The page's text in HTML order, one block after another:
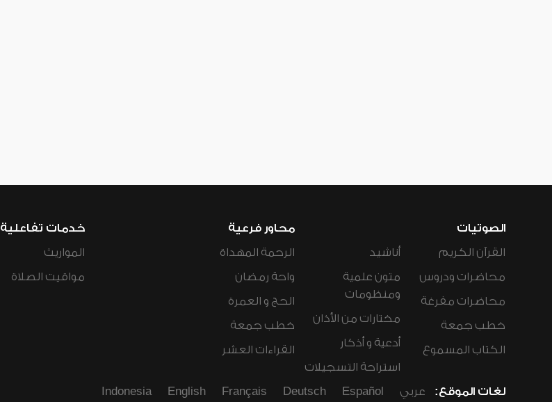
الصوتيات
القرآن الكريم
محاضرات ودروس
محاضرات مفرغة
خطب جمعة
الكتاب المسموع
أناشيد
متون علمية
ومنظومات
مختارات من الأذان
أدعية و أذكار
استراحة التسجيلات
محاور فرعية
الرحمة المهداة
واحة رمضان
الحج و العمرة
خطب جمعة
القراءات العشر
خدمات تفاعلية
المواريث
مواقيت الصلاة
لغات الموقع: عربي Español
Deutsch
Français
English
Indonesia